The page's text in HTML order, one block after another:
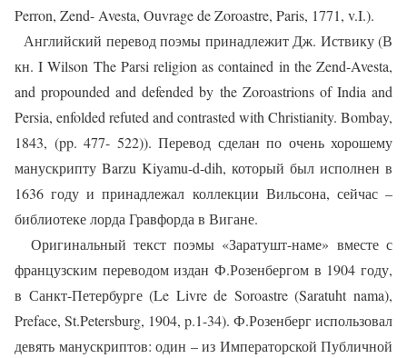
Perron, Zend- Avesta, Ouvrage de Zoroastre, Paris, 1771, v.I.).
Английский перевод поэмы принадлежит Дж. Иствику (В
кн. I Wilson The Parsi religion as contained in the Zend-Avesta,
and propounded and defended by the Zoroastrions of India and
Persia, enfolded refuted and contrasted with Christianity. Bombay,
1843, (pp. 477- 522)). Перевод сделан по очень хорошему
манускрипту Barzu Kiyamu-d-dih, который был исполнен в
1636 году и принадлежал коллекции Вильсона, сейчас –
библиотеке лорда Гравфорда в Вигане.
Оригинальный текст поэмы «Заратушт-наме» вместе с
французским переводом издан Ф.Розенбергом в 1904 году,
в Санкт-Петербурге (Le Livre de Soroastre (Saratuht nama),
Preface, St.Petersburg, 1904, p.1-34). Ф.Розенберг использовал
девять манускриптов: один – из Императорской Публичной